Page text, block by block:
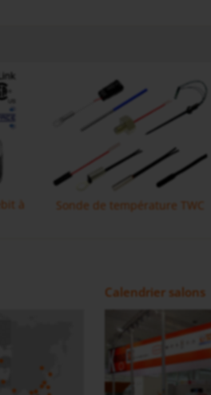
à
Sonde de température TWC
Calendrier salons